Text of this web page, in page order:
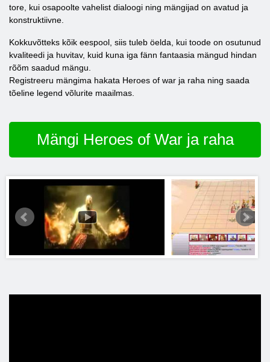
tore, kui osapoolte vahelist dialoogi ning mängijad on avatud ja
konstruktiivne.
Kokkuvõtteks kõik eespool, siis tuleb öelda, kui toode on osutunud
kvaliteedi ja huvitav, kuid kuna iga fänn fantaasia mängud hindan
rõõm saadud mängu.
Registreeru mängima hakata Heroes of war ja raha ning saada
tõeline legend võlurite maailmas.
Mängi Heroes of War ja raha